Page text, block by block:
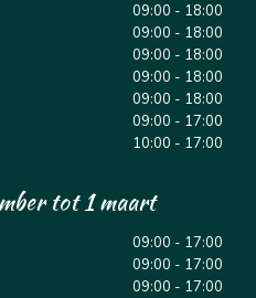
09:00 - 18:00
09:00 - 18:00
09:00 - 18:00
09:00 - 18:00
09:00 - 18:00
09:00 - 17:00
10:00 - 17:00
tot 1 maart
09:00 - 17:00
09:00 - 17:00
09:00 - 17:00